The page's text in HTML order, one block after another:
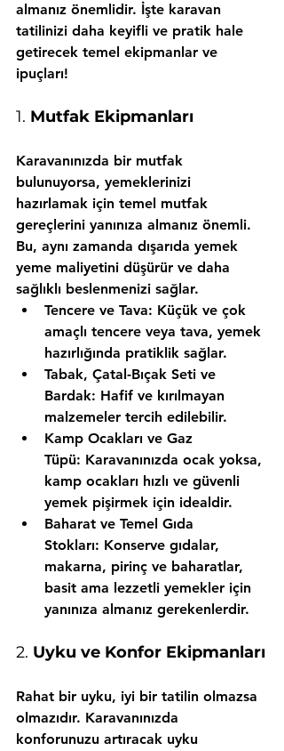
almanız önemlidir. İşte karavan
tatilinizi daha keyifli ve pratik hale
getirecek temel ekipmanlar ve
ipuçları!
1. Mutfak Ekipmanları
Karavanınızda bir mutfak
bulunuyorsa, yemeklerinizi
hazırlamak için temel mutfak
gereçlerini yanınıza almanız önemli.
Bu, aynı zamanda dışarıda yemek
yeme maliyetini düşürür ve daha
sağlıklı beslenmenizi sağlar.
Tencere ve Tava: Küçük ve çok
amaçlı tencere veya tava, yemek
hazırlığında pratiklik sağlar.
Tabak, Çatal-Bıçak Seti ve
Bardak: Hafif ve kırılmayan
malzemeler tercih edilebilir.
Kamp Ocakları ve Gaz
Tüpü: Karavanınızda ocak yoksa,
kamp ocakları hızlı ve güvenli
yemek pişirmek için idealdir.
Baharat ve Temel Gıda
Stokları: Konserve gıdalar,
makarna, pirinç ve baharatlar,
basit ama lezzetli yemekler için
yanınıza almanız gerekenlerdir.
2. Uyku ve Konfor Ekipmanları
Rahat bir uyku, iyi bir tatilin olmazsa
olmazıdır. Karavanınızda
konforunuzu artıracak uyku